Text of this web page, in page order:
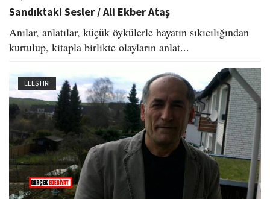
Sandıktaki Sesler / Ali Ekber Ataş
Anılar, anlatılar, küçük öykülerle hayatın sıkıcılığından
kurtulup, kitapla birlikte olayların anlat...
ELEŞTIRI